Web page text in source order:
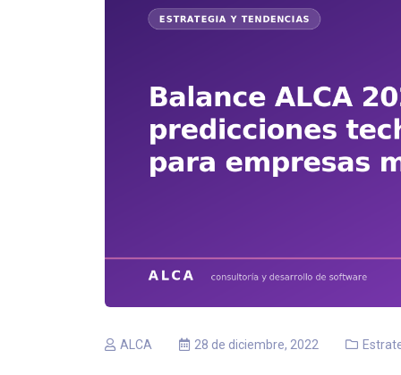
ALCA 28 de diciembre, 2022